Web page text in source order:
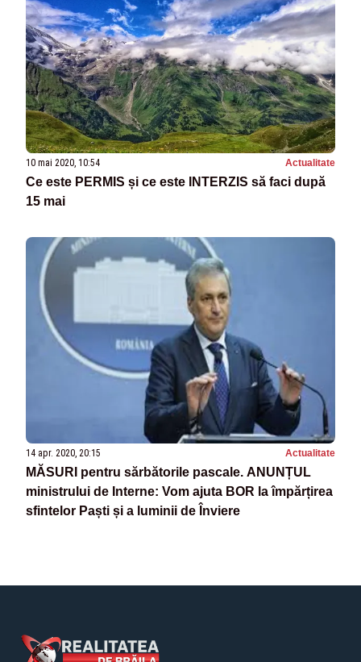
10 mai 2020, 10:54 Actualitate
Ce este PERMIS și ce este INTERZIS să faci după
15 mai
14 apr. 2020, 20:15 Actualitate
MĂSURI pentru sărbătorile pascale. ANUNȚUL
ministrului de Interne: Vom ajuta BOR la împărțirea
sfintelor Paști și a luminii de Înviere